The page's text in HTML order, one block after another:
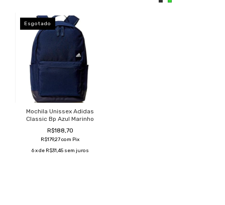
Esgotado
Mochila Unissex Adidas
Classic Bp Azul Marinho
R$188,70
R$179,27com Pix
6 x de R$31,45 sem juros